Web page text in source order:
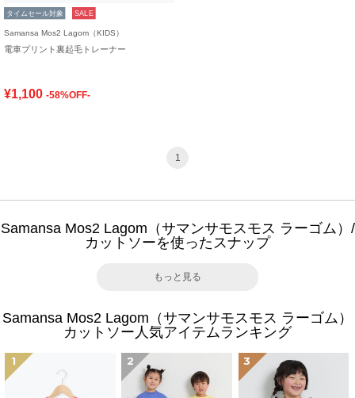
タイムセール対象 SALE
Samansa Mos2 Lagom（KIDS）
電車プリント裏起毛トレーナー
¥1,100 -58%OFF-
1
Samansa Mos2 Lagom（サマンサモスモス ラーゴム）/
カットソーを使ったスナップ
もっと見る
Samansa Mos2 Lagom（サマンサモスモス ラーゴム）
カットソー人気アイテムランキング
1 2 3